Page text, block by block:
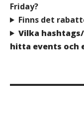
Friday?
Finns det
Vilka
hitta events och